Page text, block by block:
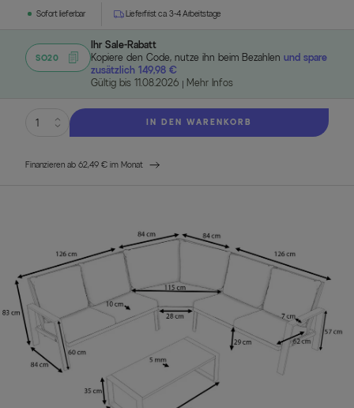
Sofort lieferbar Lieferfrist ca. 3-4 Arbeitstage
SO20
Ihr Sale-Rabatt
Kopiere den Code, nutze ihn beim Bezahlen und spare
zusätzlich 149,98 €
Gültig bis 11.08.2026
Mehr Infos
IN DEN WARENKORB
Finanzieren ab 62,49 € im Monat